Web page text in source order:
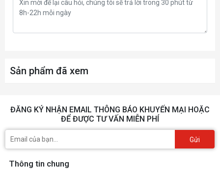
Sản phẩm đã xem
ĐĂNG KÝ NHẬN EMAIL THÔNG BÁO KHUYẾN MẠI HOẶC
ĐỂ ĐƯỢC TƯ VẤN MIỄN PHÍ
Gửi
Thông tin chung